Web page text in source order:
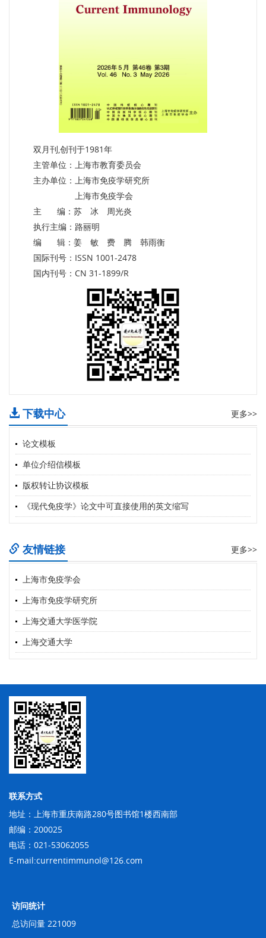
双月刊,创刊于1981年
主管单位：上海市教育委员会
主办单位：上海市免疫学研究所
上海市免疫学会
主 编：苏 冰 周光炎
执行主编：路丽明
编 辑：姜 敏 费 腾 韩雨衡
国际刊号：ISSN 1001-2478
国内刊号：CN 31-1899/R
下载中心 更多>>
论文模板
单位介绍信模板
版权转让协议模板
《现代免疫学》论文中可直接使用的英文缩写
友情链接 更多>>
上海市免疫学会
上海市免疫学研究所
上海交通大学医学院
上海交通大学
联系方式
地址：上海市重庆南路280号图书馆1楼西南部
邮编：200025
电话：021-53062055
E-mail:currentimmunol@126.com
访问统计
总访问量 221009